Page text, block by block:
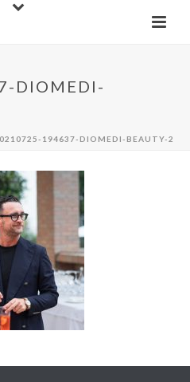
DIOMEDI-
194637-DIOMEDI-BEAUTY-2